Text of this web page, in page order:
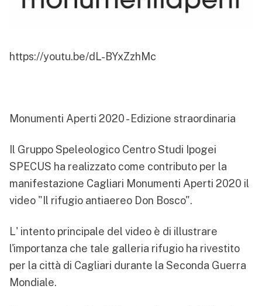
https://youtu.be/dL-BYxZzhMc
Monumenti Aperti 2020 - Edizione straordinaria
Il Gruppo Speleologico Centro Studi Ipogei
SPECUS ha realizzato come contributo per la
manifestazione Cagliari Monumenti Aperti 2020 il
video "Il rifugio antiaereo Don Bosco".
L' intento principale del video è di illustrare
l'importanza che tale galleria rifugio ha rivestito
per la città di Cagliari durante la Seconda Guerra
Mondiale.